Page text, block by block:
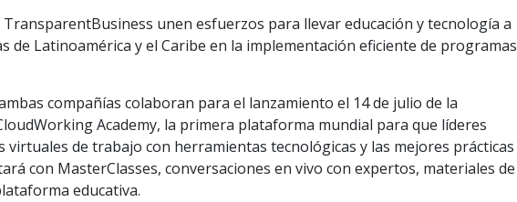
TransparentBusiness unen esfuerzos para llevar educación y tecnología a
de Latinoamérica y el Caribe en la implementación eficiente de programas
compañías colaboran para el lanzamiento el 14 de julio de la
Academy, la primera plataforma mundial para que líderes
virtuales de trabajo con herramientas tecnológicas y las mejores prácticas
con MasterClasses, conversaciones en vivo con expertos, materiales de
educativa.